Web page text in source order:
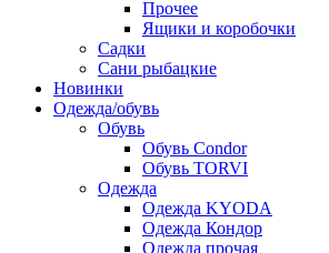
Прочее
Ящики и коробочки
Садки
Сани рыбацкие
Новинки
Одежда/обувь
Обувь
Обувь Condor
Обувь TORVI
Одежда
Одежда KYODA
Одежда Кондор
Одежда прочая